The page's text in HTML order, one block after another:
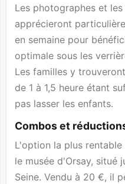
Les photographes et
apprécieront
en semaine pour
optimale sous les
Les familles y
de 1 à 1,5 heure étant
pas lasser les enfants.
Combos et
L'option la plus
le musée d'Orsay, situé
Seine. Vendu à 20 €, il